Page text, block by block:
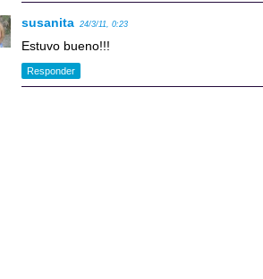
susanita 24/3/11, 0:23
Estuvo bueno!!!
Responder